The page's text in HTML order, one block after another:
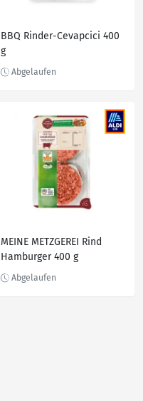
BBQ Rinder-Cevapcici 400
g
MEINE METZGEREI Rind
Hamburger 400 g